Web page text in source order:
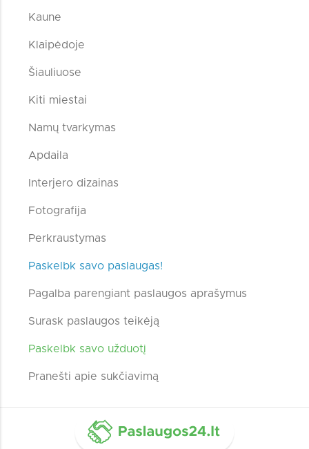
Kaune
Klaipėdoje
Šiauliuose
Kiti miestai
Namų tvarkymas
Apdaila
Interjero dizainas
Fotografija
Perkraustymas
Paskelbk savo paslaugas!
Pagalba parengiant paslaugos aprašymus
Surask paslaugos teikėją
Paskelbk savo užduotį
Pranešti apie sukčiavimą